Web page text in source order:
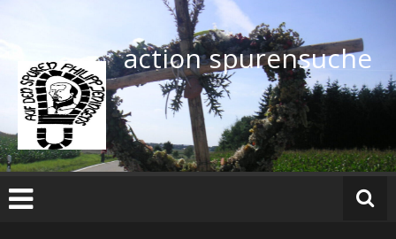
action spurensuche